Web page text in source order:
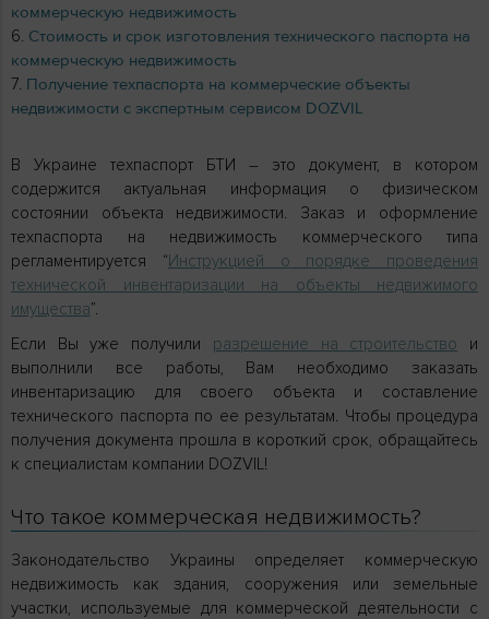
коммерческую недвижимость
Стоимость и срок изготовления технического паспорта на
коммерческую недвижимость
Получение техпаспорта на коммерческие объекты
недвижимости с экспертным сервисом DOZVIL
В Украине техпаспорт БТИ – это документ, в котором
содержится актуальная информация о физическом
состоянии объекта недвижимости. Заказ и оформление
техпаспорта на недвижимость коммерческого типа
регламентируется “Инструкцией о порядке проведения
технической инвентаризации на объекты недвижимого
имущества”.
Если Вы уже получили разрешение на строительство и
выполнили все работы, Вам необходимо заказать
инвентаризацию для своего объекта и составление
технического паспорта по ее результатам. Чтобы процедура
получения документа прошла в короткий срок, обращайтесь
к специалистам компании DOZVIL!
Что такое коммерческая недвижимость?
Законодательство Украины определяет коммерческую
недвижимость как здания, сооружения или земельные
участки, используемые для коммерческой деятельности с